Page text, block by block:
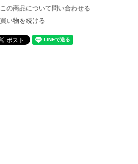
この商品について問い合わせる
買い物を続ける